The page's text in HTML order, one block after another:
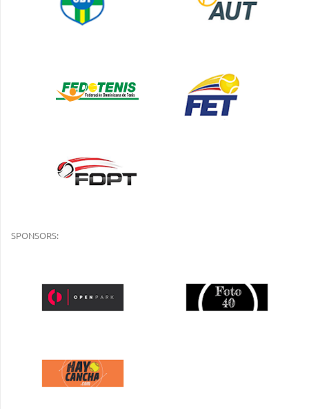
SPONSORS: